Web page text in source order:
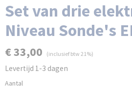
Set van drie
Niveau Sonde's
€ 33,00 (inclusief btw 21%)
Levertijd 1-3 dagen
Aantal